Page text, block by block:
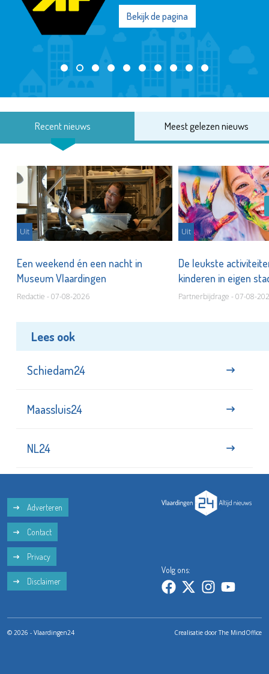
Bekijk de pagina
Recent nieuws Meest gelezen nieuws
Uit
Een weekend én een nacht in
Museum Vlaardingen
Redactie - 07-08-2026
Uit
De leukste
kinderen in eigen
Partnerbijdrage - 07-08-
Lees ook
Schiedam24
Maassluis24
NL24
Adverteren
Contact
Privacy
Disclaimer
Volg ons:
© 2026 - Vlaardingen24 Crealisatie doorThe MindOffice